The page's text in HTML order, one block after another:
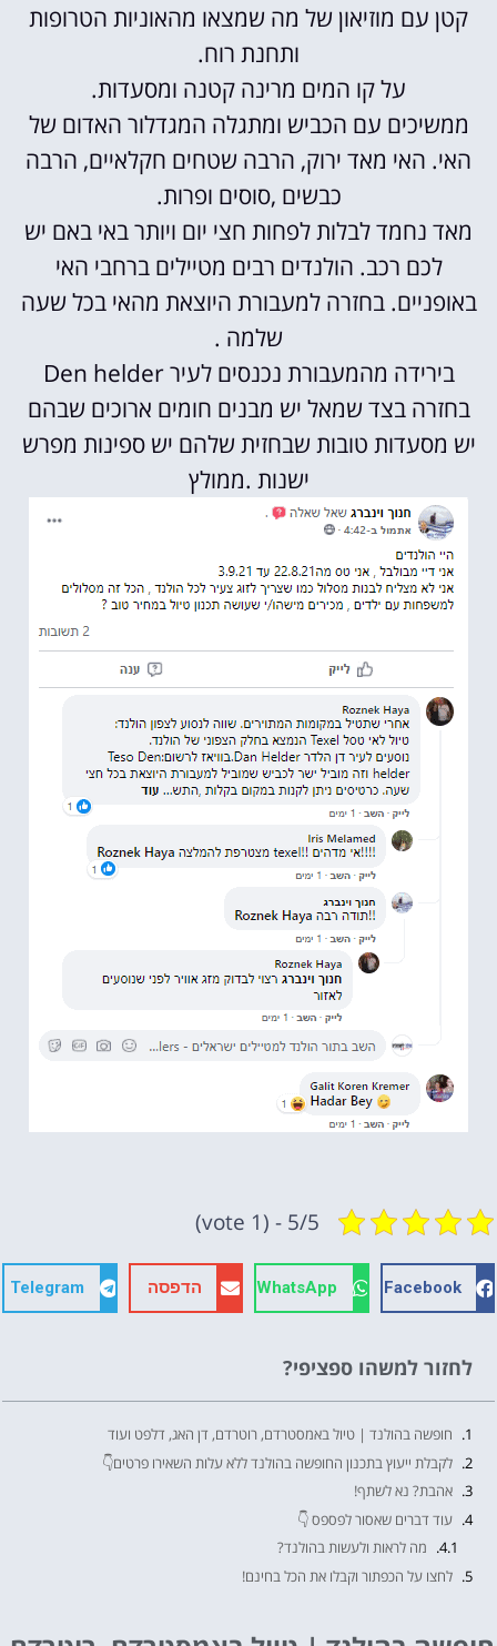
קטן עם מוזיאון של מה שמצאו מהאוניות הטרופות
ותחנת רוח.
על קו המים מרינה קטנה ומסעדות.
ממשיכים עם הכביש ומתגלה המגדלור האדום של
האי. האי מאד ירוק, הרבה שטחים חקלאיים, הרבה
כבשים ,סוסים ופרות.
מאד נחמד לבלות לפחות חצי יום ויותר באי באם יש
לכם רכב. הולנדים רבים מטיילים ברחבי האי
באופניים. בחזרה למעבורת היוצאת מהאי בכל שעה
שלמה .
בירידה מהמעבורת נכנסים לעיר Den helder
בחזרה בצד שמאל יש מבנים חומים ארוכים שבהם
יש מסעדות טובות שבחזית שלהם יש ספינות מפרש
ישנות .ממולץ
5/5 - (1 vote)
Facebook
WhatsApp הדפסה Telegram
לחזור למשהו ספציפי?
חופשה בהולנד | טיול באמסטרדם, רוטרדם, דן האג, דלפט ועוד
לקבלת ייעוץ בתכנון החופשה בהולנד ללא עלות השאירו פרטים👇
אהבת? נא לשתף!
עוד דברים שאסור לפספס 👇
מה לראות ולעשות בהולנד?
לחצו על הכפתור וקבלו את הכל בחינם!